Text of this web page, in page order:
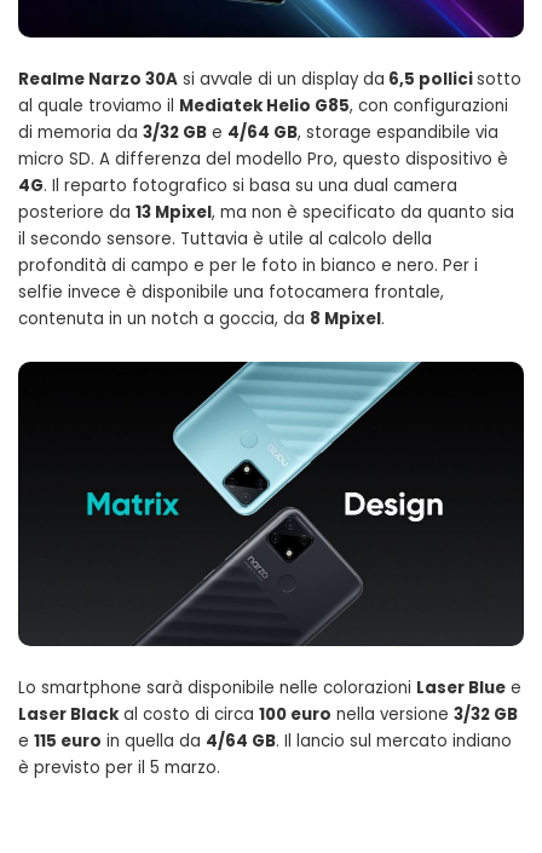
Realme Narzo 30A si avvale di un display da 6,5 pollicisotto
al quale troviamo il Mediatek Helio G85, con configurazioni
di memoria da 3/32 GB e 4/64 GB, storage espandibile via
micro SD. A differenza del modello Pro, questo dispositivo è
4G. Il reparto fotografico si basa su una dual camera
posteriore da 13 Mpixel, ma non è specificato da quanto sia
il secondo sensore. Tuttavia è utile al calcolo della
profondità di campo e per le foto in bianco e nero. Per i
selfie invece è disponibile una fotocamera frontale,
contenuta in un notch a goccia, da 8 Mpixel.
Lo smartphone sarà disponibile nelle colorazioni Laser Blue e
Laser Black al costo di circa 100 euro nella versione 3/32 GB
e 115 euro in quella da 4/64 GB. Il lancio sul mercato indiano
è previsto per il 5 marzo.